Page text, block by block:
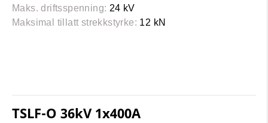
Maks. driftsspenning: 24 kV
Maksimal tillatt strekkstyrke: 12 kN
TSLF-O 36kV 1x400A